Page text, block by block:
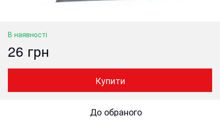
В наявності
26 грн
Купити
До обраного